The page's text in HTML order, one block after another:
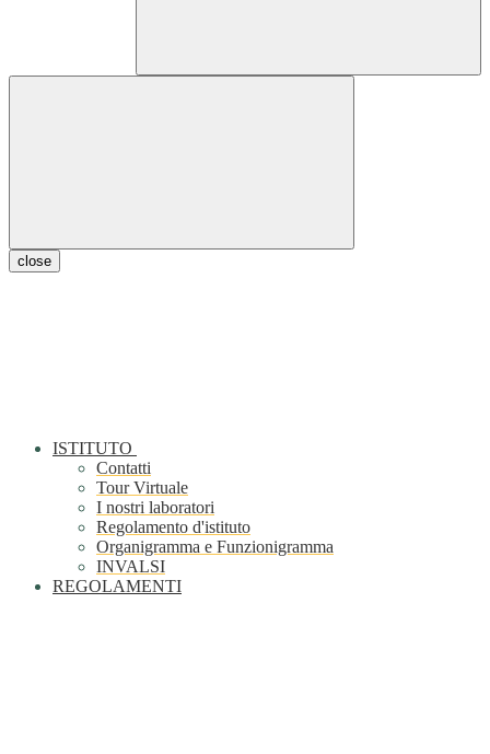
close
ISTITUTO
Contatti
Tour Virtuale
I nostri laboratori
Regolamento d'istituto
Organigramma e Funzionigramma
INVALSI
REGOLAMENTI